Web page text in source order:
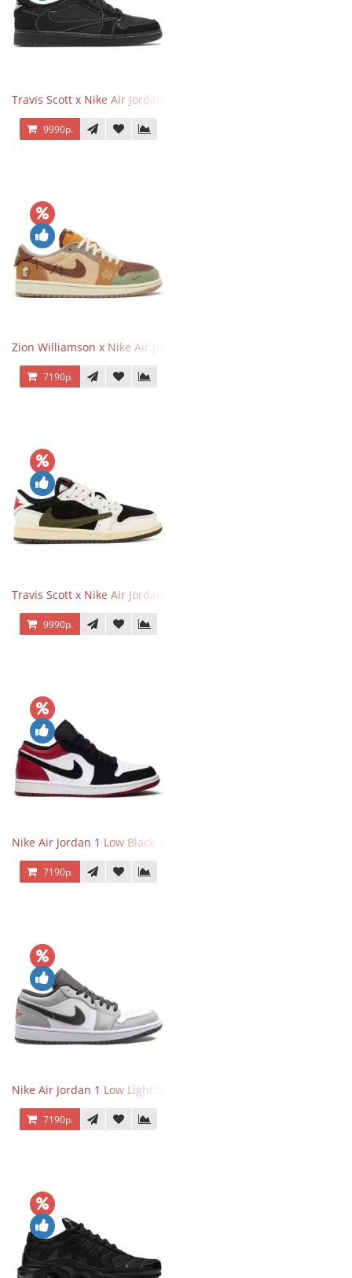
Travis Scott x Nike Air Jordan 1 Retro Low OG SP Black Phantom
9990р.
Zion Williamson x Nike Air Jordan 1 Retro Low OG Voodoo
7190р.
Travis Scott x Nike Air Jordan 1 Retro Low OG SP Olive
9990р.
Nike Air Jordan 1 Low Black Toe
7190р.
Nike Air Jordan 1 Low Light Smoke Grey
7190р.